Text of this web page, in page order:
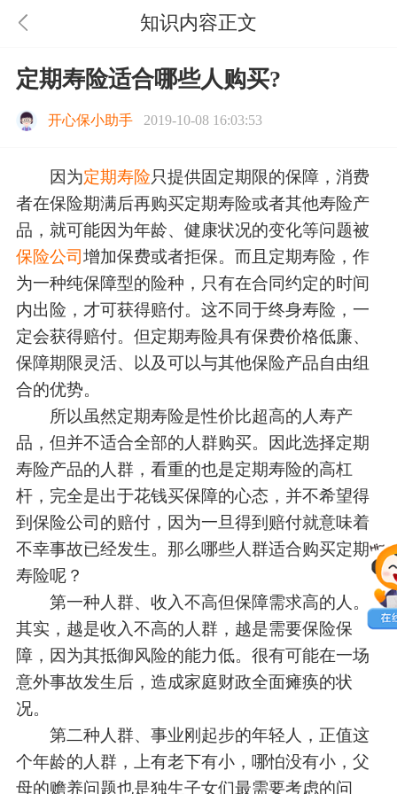
知识内容正文
定期寿险适合哪些人购买?
开心保小助手 2019-10-08 16:03:53
因为定期寿险只提供固定期限的保障，消费
者在保险期满后再购买定期寿险或者其他寿险产
品，就可能因为年龄、健康状况的变化等问题被
保险公司增加保费或者拒保。而且定期寿险，作
为一种纯保障型的险种，只有在合同约定的时间
内出险，才可获得赔付。这不同于终身寿险，一
定会获得赔付。但定期寿险具有保费价格低廉、
保障期限灵活、以及可以与其他保险产品自由组
合的优势。
所以虽然定期寿险是性价比超高的人寿产
品，但并不适合全部的人群购买。因此选择定期
寿险产品的人群，看重的也是定期寿险的高杠
杆，完全是出于花钱买保障的心态，并不希望得
到保险公司的赔付，因为一旦得到赔付就意味着
不幸事故已经发生。那么哪些人群适合购买定期
寿险呢？
第一种人群、收入不高但保障需求高的人。
其实，越是收入不高的人群，越是需要保险保
障，因为其抵御风险的能力低。很有可能在一场
意外事故发生后，造成家庭财政全面瘫痪的状
况。
第二种人群、事业刚起步的年轻人，正值这
个年龄的人群，上有老下有小，哪怕没有小，父
母的赡养问题也是独生子女们最需要考虑的问